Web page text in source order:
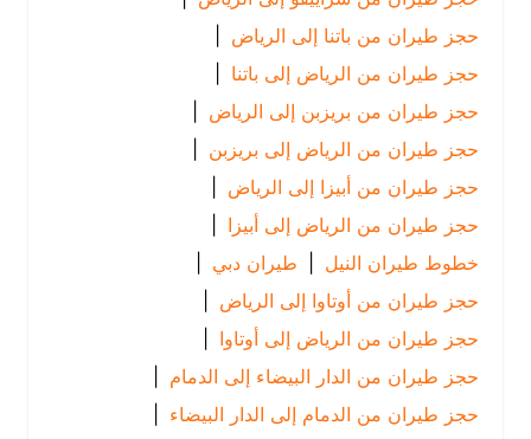
حجز طيران من باتنا إلى الرياض
|
حجز طيران من الرياض إلى باتنا |
حجز طيران من بريزبن إلى الرياض
|
حجز طيران من الرياض إلى بريزبن |
حجز طيران من أبيزا إلى الرياض
|
حجز طيران من الرياض إلى أبيزا
خطوط طيران النيل | طيران دبي |
حجز طيران من أوتاوا إلى الرياض
|
حجز طيران من الرياض إلى أوتاوا |
حجز طيران من الدار البيضاء إلى الدمام
|
حجز طيران من الدمام إلى الدار البيضاء |